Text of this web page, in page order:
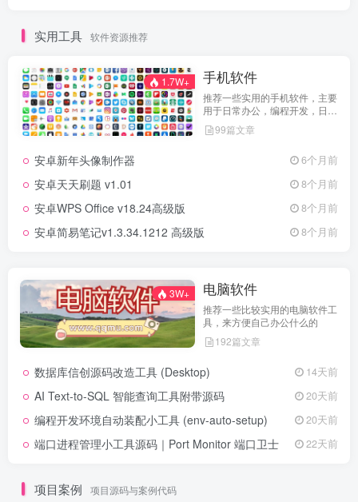
实用工具 软件资源推荐
1.7W+ 手机软件
推荐一些实用的手机软件，主要
用于日常办公，编程开发，日常
维护，娱乐等等
99篇文章
安卓新年头像制作器 6个月前
安卓天天刷题 v1.01 8个月前
安卓WPS Office v18.24高级版 8个月前
安卓简易笔记v1.3.34.1212 高级版 8个月前
3W+ 电脑软件
推荐一些比较实用的电脑软件工
具，来方便自己办公什么的
192篇文章
数据库信创源码改造工具 (Desktop) 14天前
AI Text-to-SQL 智能查询工具附带源码 20天前
编程开发环境自动装配小工具 (env-auto-setup) 20天前
端口进程管理小工具源码｜Port Monitor 端口卫士 22天前
项目案例 项目源码与案例代码